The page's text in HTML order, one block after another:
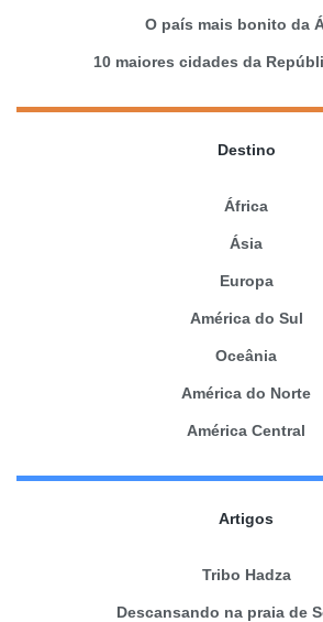
O país mais bonito da
10 maiores cidades da
Destino
África
Ásia
Europa
América do Sul
Oceânia
América do Norte
América Central
Artigos
Tribo Hadza
Descansando na praia de